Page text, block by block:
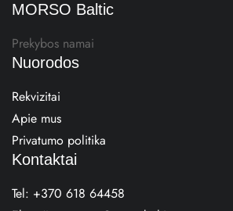
MORSO Baltic
Prekybos namai
Nuorodos
Rekvizitai
Apie mus
Privatumo politika
Kontaktai
Tel: +370 618 64458